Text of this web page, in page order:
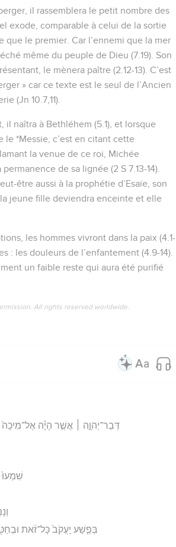
il rassemblera le petit nombre des
exode, comparable à celui de la sortie
que le premier. Car l’ennemi que la mer
même du peuple de Dieu (7.19). Son
le mènera paître (2.12-13). C’est
» car ce texte est le seul de l’Ancien
(Jn 10.7,11).
naîtra à Bethléhem (5.1), et lorsque
*Messie, c’est en citant cette
la venue de ce roi, Michée
de sa lignée (2 S 7.13-14).
être aussi à la prophétie d’Esaïe, son
jeune fille deviendra enceinte et elle
les hommes vivront dans la paix (4.1-
: les douleurs de l’enfantement (4.9-14).
un faible reste qui aura été purifié
All rights reserved worldwide.
דְּבַר־יְהוָ֣ה ׀ אֲשֶׁ֣ר הָיָ֗ה אֶל־מִיכָה֙
שִׁמְעוּ֙
בְּפֶ֤שַׁע יַֽעֲקֹב֙ כָּל־זֹ֔את